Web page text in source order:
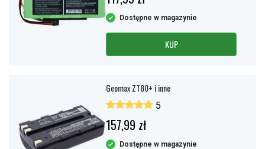
Dostępne w magazynie
KUP
Geomax ZT80+ i inne
5
157,99 zł
Dostępne w magazynie